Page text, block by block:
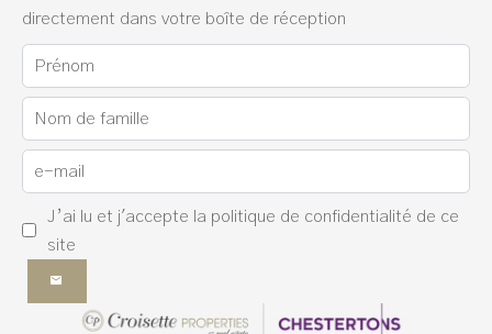
directement dans votre boîte de réception
J’ai lu et j'accepte la politique de confidentialité de ce
site